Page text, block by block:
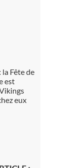
la Fête de
est
eux